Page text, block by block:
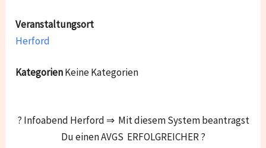
Veranstaltungsort
Herford
KategorienKeine Kategorien
? Infoabend Herford ⇒ Mit diesem System beantragst
Du einen AVGS ERFOLGREICHER ?